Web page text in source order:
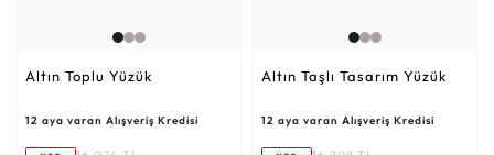
Altın Toplu Yüzük
12 aya varan Alışveriş Kredisi
Altın Taşlı Tasarım Yüzük
12 aya varan Alışveriş Kredisi